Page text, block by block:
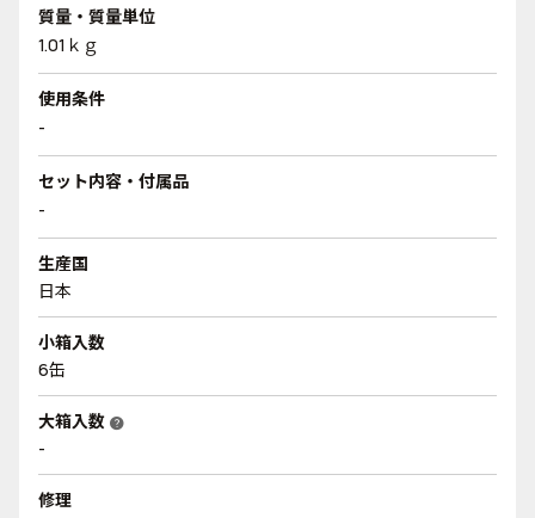
質量・質量単位
1.01ｋｇ
使用条件
-
セット内容・付属品
-
生産国
日本
小箱入数
6缶
大箱入数 help
-
修理